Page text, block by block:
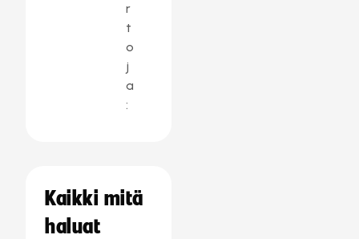
r
t
o
j
a
:
Kaikki mitä
haluat